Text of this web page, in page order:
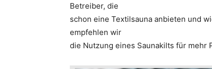
Betreiber, die
schon eine Textilsauna anbieten und
empfehlen wir
die Nutzung eines Saunakilts für mehr